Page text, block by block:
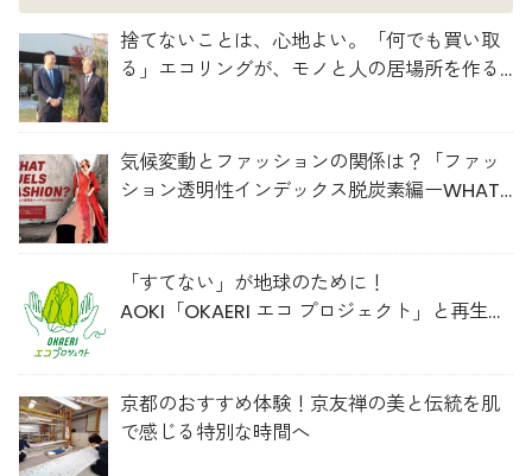
捨てないことは、心地よい。「何でも買い取
る」エコリングが、モノと人の居場所を作る
気候変動とファッションの関係は？「ファッ
ション透明性インデックス脱炭素編ーWHAT
「すてない」が地球のために！
AOKI「OKAERI エコ プロジェクト」と再生ウ
京都のおすすめ体験！京友禅の美と伝統を肌
で感じる特別な時間へ